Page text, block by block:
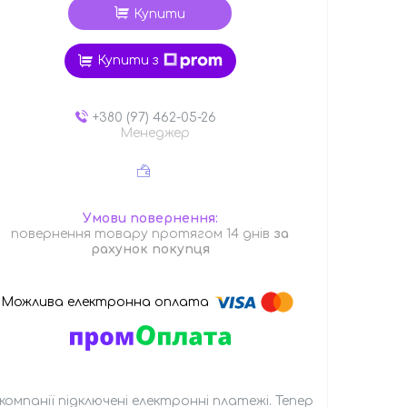
Купити
Купити з
+380 (97) 462-05-26
Менеджер
повернення товару протягом 14 днів за
рахунок покупця
підключені електронні платежі. Тепер